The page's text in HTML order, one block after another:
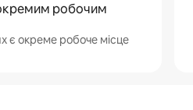
робочим
є окреме робоче місце